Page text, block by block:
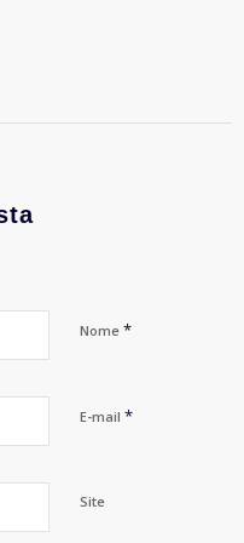
Nome *
E-mail *
Site